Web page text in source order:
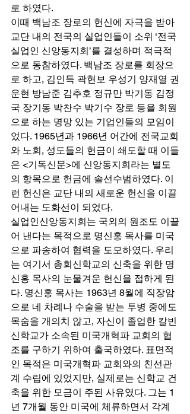
로 하였다.
이때 백남조 장로의 헌신에 자극을 받아
교단 내의 전국의 실업인들이 소위 ‘전국
실업인 신앙동지회’를 결성하며 적극적
으로 동참하였다. 백남조 장로를 회장으
로 하고, 김인득 곽현보 우성기 양재열 권
운현 방남준 김추호 정규만 박기동 김정
국 장기동 박찬수 박기수 장로 등을 회원
으로 하는 명망 있는 기업인들의 모임이
었다. 1965년과 1966년 어간에 전국교회
와 노회, 성도들의 헌금이 쇄도할 때 이들
은 <기독신문>에 신앙동지회라는 별도
의 항목으로 헌금에 솔선수범하였다. 이
런 헌신은 교단 내의 새로운 헌신을 이끌
어내는 도화선이 되었다.
실업인신앙동지회는 국외의 원조도 이끌
어 낸다는 목적으로 명신홍 목사를 미국
으로 파송하여 협력을 도모하였다. 우리
는 여기서 총회신학교의 신축을 위한 명
신홍 목사의 눈물겨운 헌신을 접하게 된
다. 명신홍 목사는 1963년 8월에 직장암
으로 네 차례나 수술을 받는 투병 중에도
목숨을 개의치 않고, 자신이 졸업한 칼빈
신학교가 소속된 미국개혁파 교회의 협
조를 구하기 위하여 출국하였다. 표면적
인 목적은 미국개혁파 교회와의 친선관
계 수립에 있었지만, 실제로는 신학교 건
축을 위한 모금이 주된 사유였다. 그는 1
년 7개월 동안 미국에 체류하면서 각계